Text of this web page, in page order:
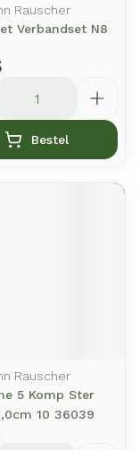
Rauscher
Verbandset N8
Bestel
Rauscher
5 Komp Ster
10 36039